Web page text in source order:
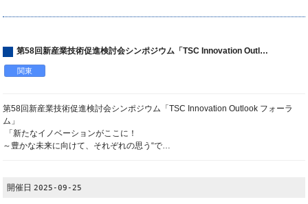
第58回新産業技術促進検討会シンポジウム「TSC Innovation Outl…
関東
第58回新産業技術促進検討会シンポジウム「TSC Innovation Outlook フォーラ
ム」
「新たなイノベーションがここに！
～豊かな未来に向けて、それぞれの思う“で…
開催日 2025-09-25